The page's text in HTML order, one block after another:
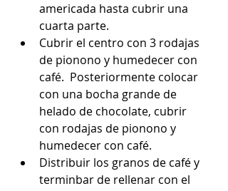
americada hasta cubrir una
cuarta parte.
Cubrir el centro con 3 rodajas
de pionono y humedecer con
café.  Posteriormente colocar
con una bocha grande de
helado de chocolate, cubrir
con rodajas de pionono y
humedecer con café.
Distribuir los granos de café y
terminbar de rellenar con el